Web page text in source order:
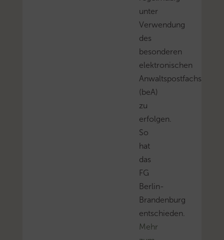
unter
Verwendung
des
besonderen
elektronischen
Anwaltspostfachs
(beA)
zu
erfolgen.
So
hat
das
FG
Berlin-
Brandenburg
entschieden.
Mehr